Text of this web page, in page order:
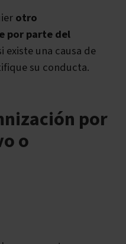
otro
por parte del
existe una causa de
su conducta.
por
o